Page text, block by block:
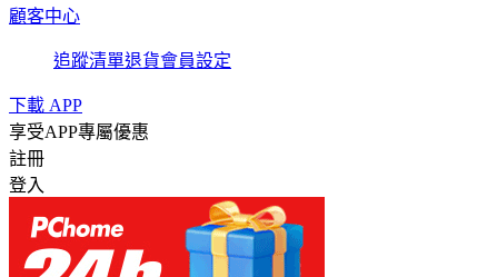
顧客中心
追蹤清單退貨會員設定
下載 APP
享受APP專屬優惠
註冊
登入